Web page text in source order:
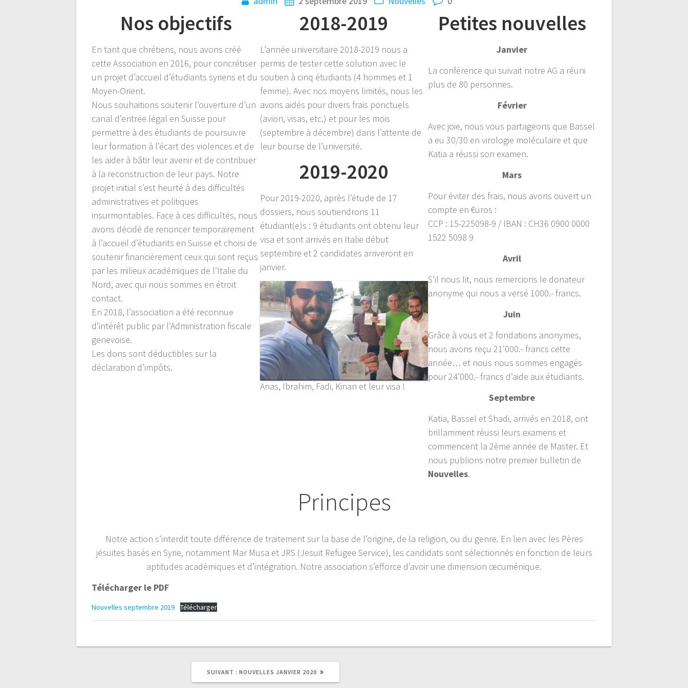
Nos objectifs
En tant que chrétiens, nous avons créé
cette Association en 2016, pour concrétiser
un projet d’accueil d’étudiants syriens et du
Moyen-Orient.
Nous souhaitions soutenir l’ouverture d’un
canal d’entrée légal en Suisse pour
permettre à des étudiants de poursuivre
leur formation à l’écart des violences et de
les aider à bâtir leur avenir et de contribuer
à la reconstruction de leur pays. Notre
projet initial s’est heurté à des difficultés
administratives et politiques
insurmontables. Face à ces difficultés, nous
avons décidé de renoncer temporairement
à l’accueil d’étudiants en Suisse et choisi de
soutenir financièrement ceux qui sont reçus
par les milieux académiques de l’Italie du
Nord, avec qui nous sommes en étroit
contact.
En 2018, l’association a été reconnue
d’intérêt public par l’Administration fiscale
genevoise.
Les dons sont déductibles sur la
déclaration d’impôts.
2018-2019
L’année universitaire 2018-2019 nous a
permis de tester cette solution avec le
soutien à cinq étudiants (4 hommes et 1
femme). Avec nos moyens limités, nous les
avons aidés pour divers frais ponctuels
(avion, visas, etc.) et pour les mois
(septembre à décembre) dans l’attente de
leur bourse de l’université.
2019-2020
Pour 2019-2020, après l’étude de 17
dossiers, nous soutiendrons 11
étudiant(e)s : 9 étudiants ont obtenu leur
visa et sont arrivés en Italie début
septembre et 2 candidates arriveront en
janvier.
Anas, Ibrahim, Fadi, Kinan et leur visa !
Petites nouvelles
Janvier
La conférence qui suivait notre AG a réuni
plus de 80 personnes.
Février
Avec joie, nous vous partageons que Bassel
a eu 30/30 en virologie moléculaire et que
Katia a réussi son examen.
Mars
Pour éviter des frais, nous avons ouvert un
compte en €uros :
CCP : 15-225098-9 / IBAN : CH36 0900 0000
1522 5098 9
Avril
S’il nous lit, nous remercions le donateur
anonyme qui nous a versé 1000.- francs.
Juin
Grâce à vous et 2 fondations anonymes,
nous avons reçu 21’000.- francs cette
année… et nous nous sommes engagés
pour 24’000.- francs d’aide aux étudiants.
Septembre
Katia, Bassel et Shadi, arrivés en 2018, ont
brillamment réussi leurs examens et
commencent la 2ème année de Master. Et
nous publions notre premier bulletin de
Nouvelles.
Principes
Notre action s’interdit toute différence de traitement sur la base de l’origine, de la religion, ou du genre. En lien avec les Pères
jésuites basés en Syrie, notamment Mar Musa et JRS (Jesuit Refugee Service), les candidats sont sélectionnés en fonction de leurs
aptitudes académiques et d’intégration. Notre association s’efforce d’avoir une dimension œcuménique.
Télécharger le PDF
Nouvelles septembre 2019 Télécharger
l’article
SUIVANT : ARTICLE
NOUVELLES JANVIER 2020